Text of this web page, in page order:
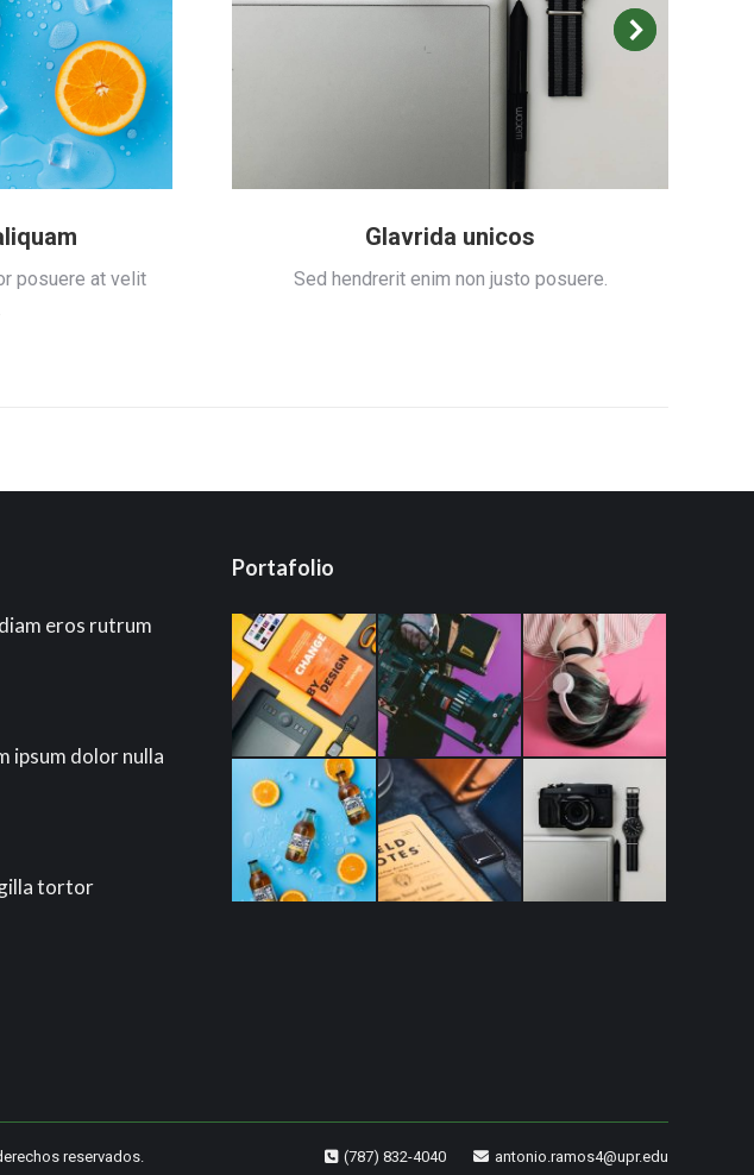
posuere at velit
Glavrida unicos
Sed hendrerit enim non justo posuere.
eros rutrum
ipsum dolor nulla
tortor
Portafolio
reservados. (787) 832-4040 antonio.ramos4@upr.edu